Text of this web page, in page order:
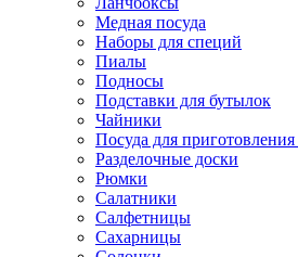
Медная посуда
Наборы для специй
Пиалы
Подносы
Подставки для бутылок
Чайники
Посуда для
Разделочные доски
Рюмки
Салатники
Салфетницы
Сахарницы